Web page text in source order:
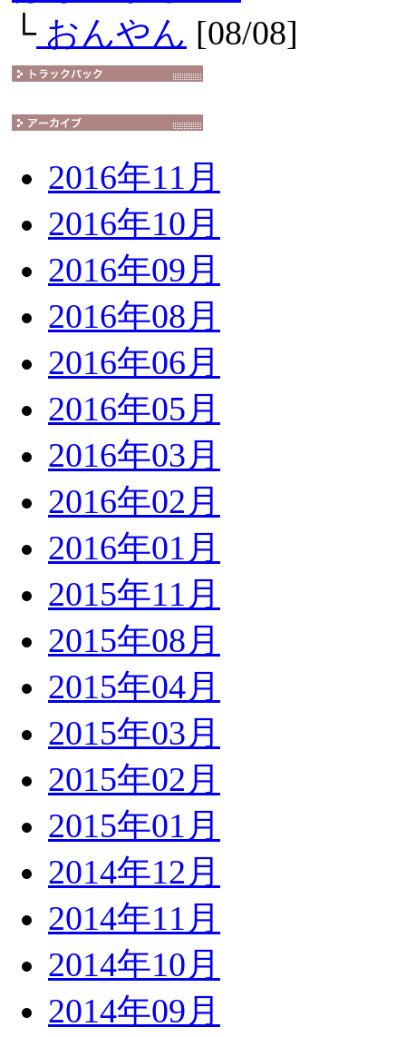
└おんやん [08/08]
2016年11月
2016年10月
2016年09月
2016年08月
2016年06月
2016年05月
2016年03月
2016年02月
2016年01月
2015年11月
2015年08月
2015年04月
2015年03月
2015年02月
2015年01月
2014年12月
2014年11月
2014年10月
2014年09月